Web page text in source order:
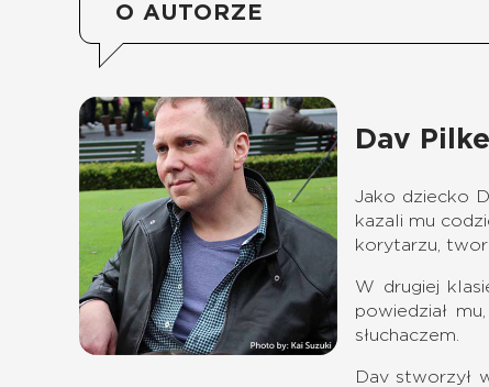
O AUTORZE
Dav
Jako dziecko
kazali mu
korytarzu,
W drugiej
powiedział
słuchaczem.
Dav stworzył